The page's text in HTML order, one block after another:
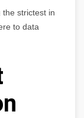
strictest in
to data